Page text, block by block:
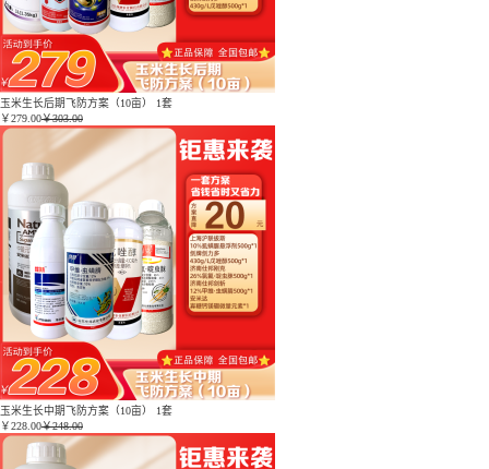
玉米生长后期飞防方案（10亩） 1套
￥279.00￥303.00
玉米生长中期飞防方案（10亩） 1套
￥228.00￥248.00